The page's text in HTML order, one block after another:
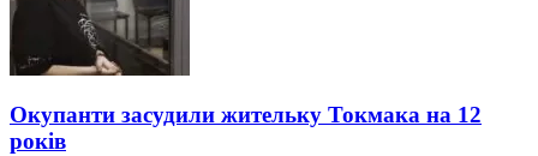
Окупанти засудили жительку Токмака на 12
років